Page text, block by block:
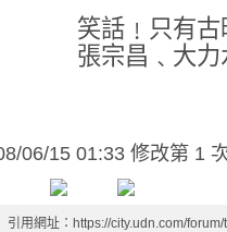
笑話﹗只有
張宗昌﹑大
06/15 01:33 修改第 1
引用網址：https://city.udn.com/